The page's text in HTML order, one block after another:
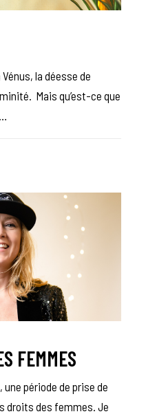
la déesse de
Mais qu’est-ce que
FEMMES
une période de prise de
droits des femmes. Je